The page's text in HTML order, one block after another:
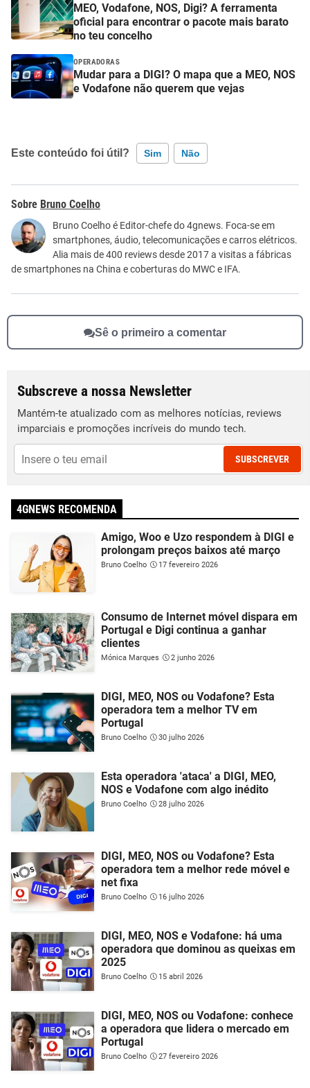
MEO, Vodafone, NOS, Digi? A ferramenta
oficial para encontrar o pacote mais barato
no teu concelho
OPERADORAS
Mudar para a DIGI? O mapa que a MEO, NOS
e Vodafone não querem que vejas
Este conteúdo foi útil? Sim Não
Este conteúdo contém informação incorreta
Este conteúdo não tem a informação que procuro
Outro
Bruno Coelho
Bruno Coelho é Editor-chefe do 4gnews. Foca-se em
smartphones, áudio, telecomunicações e carros elétricos.
Alia mais de 400 reviews desde 2017 a visitas a fábricas
de smartphones na China e coberturas do MWC e IFA.
Sê o primeiro a comentar
Subscreve a nossa Newsletter
Mantém-te atualizado com as melhores notícias, reviews
imparciais e promoções incríveis do mundo tech.
SUBSCREVER
4GNEWS RECOMENDA
Amigo, Woo e Uzo respondem à DIGI e
prolongam preços baixos até março
Bruno Coelho 17 fevereiro 2026
Consumo de Internet móvel dispara em
Portugal e Digi continua a ganhar
clientes
Mónica Marques 2 junho 2026
DIGI, MEO, NOS ou Vodafone? Esta
operadora tem a melhor TV em
Portugal
Bruno Coelho 30 julho 2026
Esta operadora 'ataca' a DIGI, MEO,
NOS e Vodafone com algo inédito
Bruno Coelho 28 julho 2026
DIGI, MEO, NOS ou Vodafone? Esta
operadora tem a melhor rede móvel e
net fixa
Bruno Coelho 16 julho 2026
DIGI, MEO, NOS e Vodafone: há uma
operadora que dominou as queixas em
2025
Bruno Coelho 15 abril 2026
DIGI, MEO, NOS ou Vodafone: conhece
a operadora que lidera o mercado em
Portugal
Bruno Coelho 27 fevereiro 2026